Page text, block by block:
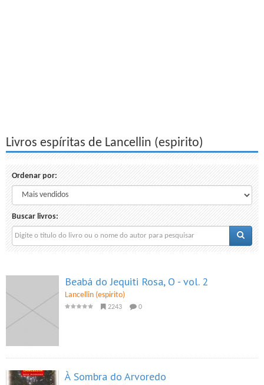
Livros espíritas de Lancellin (espirito)
Ordenar por:
Buscar livros:
Beabá do Jequiti Rosa, O - vol. 2
Lancellin (espirito)
2243 0
À Sombra do Arvoredo